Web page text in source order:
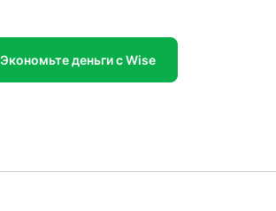
Экономьте деньги с Wise